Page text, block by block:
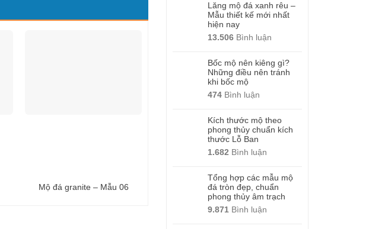
Lăng mộ đá xanh rêu –
Mẫu thiết kế mới nhất
hiện nay
13.506 Bình luận
Bốc mộ nên kiêng gì?
Những điều nên tránh
khi bốc mộ
474 Bình luận
Kích thước mộ theo
phong thủy chuẩn kích
thước Lỗ Ban
1.682 Bình luận
Tổng hợp các mẫu mộ
đá tròn đẹp, chuẩn
phong thủy âm trạch
9.871 Bình luận
Mộ đá granite – Mẫu 06 Mộ đá granite – Mẫu 11